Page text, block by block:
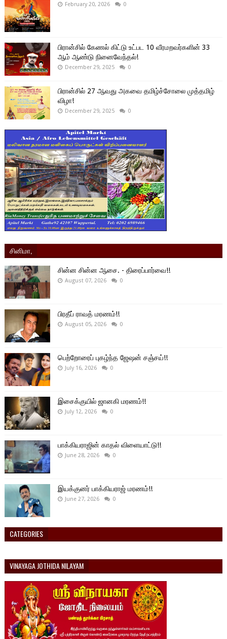
February 20, 2026 0
பிரான்சில் கேணல் கிட்டு உட்பட 10 வீரமறவர்களின் 33
ஆம் ஆண்டு நினைவேந்தல்!
December 29, 2025 0
பிரான்சில் 27 ஆவது அகவை தமிழ்ச்சோலை முத்தமிழ்
விழா!
December 29, 2025 0
சினிமா,
சின்ன சின்ன ஆசை. - திரைப்பார்வை!!
August 07, 2026 0
பிரதீப் ராவத் மரணம்!!
August 05, 2026 0
பெற்றோரைப் புகழ்ந்த ஜேஷன் சஞ்சய்!!
July 16, 2026 0
இசைக்குயில் ஜானகி மரணம்!!
July 12, 2026 0
பாக்கியராஜின் காதல் விளையாட்டு!!
June 28, 2026 0
இயக்குனர் பாக்கியராஜ் மரணம்!!
June 27, 2026 0
CATEGORIES
VINAYAGA JOTHIDA NILAYAM